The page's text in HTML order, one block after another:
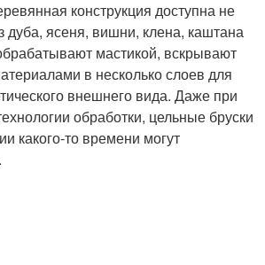
конструкция доступна не
дуба, ясеня, вишни, клена, каштана
мастикой, вскрывают
в несколько слоев для
внешнего вида. Даже при
обработки, цельные бруски
какого-то времени могут